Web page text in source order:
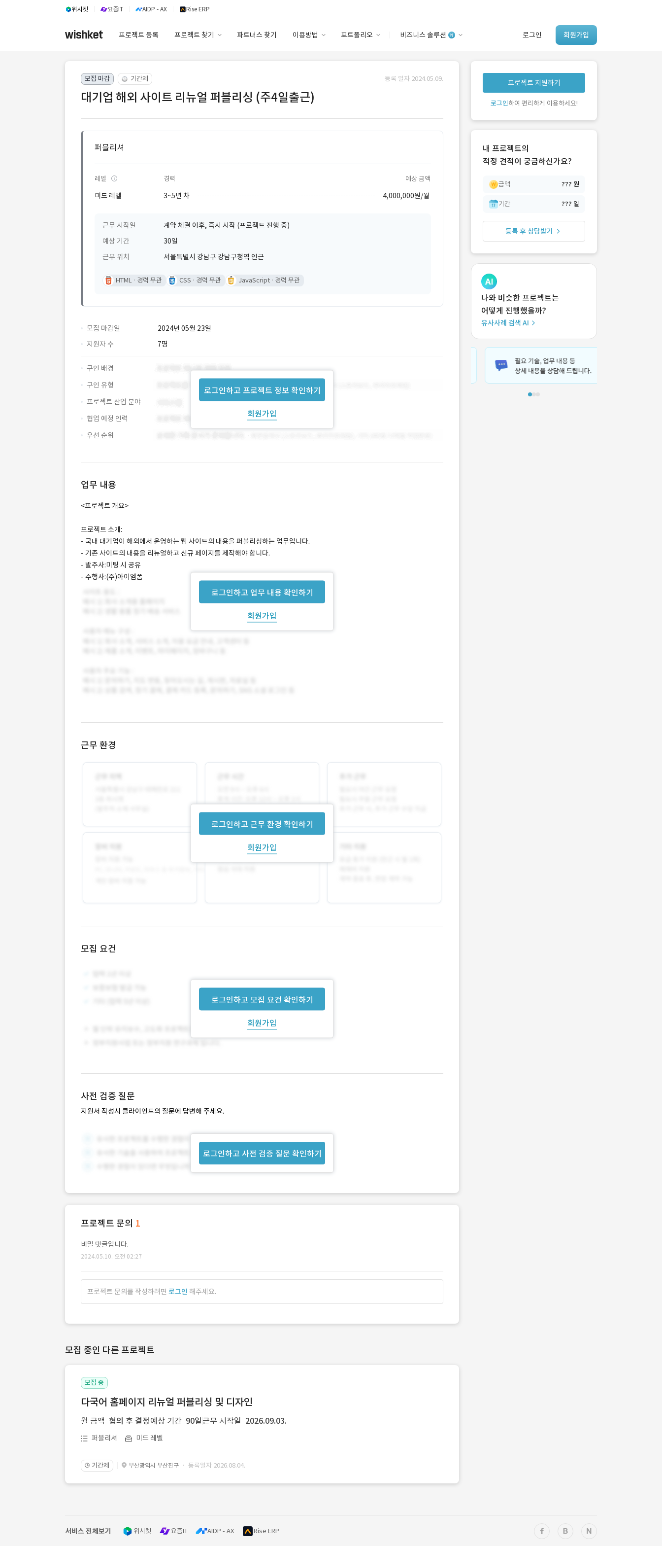
위시켓 요즘IT AIDP - AX Rise ERP
프로젝트 등록 프로젝트 찾기 파트너스 찾기 이용방법 포트폴리오 비즈니스 솔루션 로그인 회원가입
이용요금
고객센터
안심 코드 케어
유사사례 검색 AI
‘이런 거’ 만들어본
개발 회사 있어?
모집 마감 기간제 등록 일자 2024.05.09.
대기업 해외 사이트 리뉴얼 퍼블리싱 (주4일출근)
퍼블리셔
레벨 경력 예상 금액
미드 레벨 3~5년 차 4,000,000원/월
근무 시작일
계약 체결 이후, 즉시 시작 (프로젝트 진행 중)
예상 기간
30일
근무 위치
서울특별시 강남구 강남구청역 인근
HTML 경력 무관 CSS 경력 무관 JavaScript 경력 무관
모집 마감일
2024년 05월 23일
지원자 수
7명
로그인하고 프로젝트 정보 확인하기
회원가입
구인 배경
구인 유형
프로젝트 산업 분야
협업 예정 인력
우선 순위
업무 내용
로그인하고 업무 내용 확인하기
회원가입
<프로젝트 개요>
프로젝트 소개:
- 국내 대기업이 해외에서 운영하는 웹 사이트의 내용을 퍼블리싱하는 업무입니다.
- 기존 사이트의 내용을 리뉴얼하고 신규 페이지를 제작해야 합니다.
- 발주사:미팅 시 공유
- 수행사:(주)아이엠폼
근무 환경
로그인하고 근무 환경 확인하기
회원가입
모집 요건
로그인하고 모집 요건 확인하기
회원가입
사전 검증 질문
지원서 작성시 클라이언트의 질문에 답변해 주세요.
로그인하고 사전 검증 질문 확인하기
프로젝트 문의 1
비밀 댓글입니다.
2024.05.10. 오전 02:27
프로젝트 문의를 작성하려면 로그인 해주세요.
모집 중인 다른 프로젝트
모집 중
다국어 홈페이지 리뉴얼 퍼블리싱 및 디자인
월 금액 협의 후 결정 예상 기간 90일 근무 시작일 2026.09.03.
퍼블리셔 미드 레벨
🕒 기간제 부산광역시 부산진구 · 등록일자 2026.08.04.
프로젝트 지원하기
로그인하여 편리하게 이용하세요!
내 프로젝트의
적정 견적이 궁금하신가요?
금액 ??? 원
기간 ??? 일
등록 후 상담받기
나와 비슷한 프로젝트는
어떻게 진행했을까?
유사사례 검색 AI
서비스 전체보기 위시켓 요즘IT AIDP - AX Rise ERP